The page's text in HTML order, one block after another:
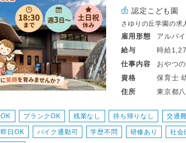
認定こども園
さゆりの丘学園の求
雇用形態
アルバイ
給与
時給
仕事内容
おやつ
楽しい
夕方の
環境整
資格
住所
東京都八王子市宇津貫
ブランクOK 残業なし 持ち帰りなし 交通
即日OK バイク通勤可 学歴不問 研修あり 社会